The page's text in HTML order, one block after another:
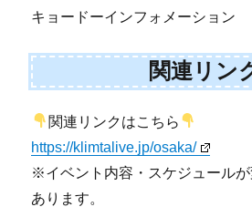
キョードーインフォメーション
関連リン
関連リンクはこちら
https://klimtalive.jp/osaka/
※イベント内容・スケジュール
あります。